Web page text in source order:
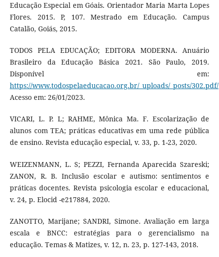
Educação Especial em Góais. Orientador Maria Marta Lopes
Flores. 2015. P, 107. Mestrado em Educação. Campus
Catalão, Goiás, 2015.
TODOS PELA EDUCAÇÃO; EDITORA MODERNA. Anuário
Brasileiro da Educação Básica 2021. São Paulo, 2019.
Disponível em:
https://www.todospelaeducacao.org.br/_uploads/_posts/302.pdf/
Acesso em: 26/01/2023.
VICARI, L. P. L; RAHME, Mônica Ma. F. Escolarização de
alunos com TEA; práticas educativas em uma rede pública
de ensino. Revista educação especial, v. 33, p. 1-23, 2020.
WEIZENMANN, L. S; PEZZI, Fernanda Aparecida Szareski;
ZANON, R. B. Inclusão escolar e autismo: sentimentos e
práticas docentes. Revista psicologia escolar e educacional,
v. 24, p. Elocid -e217884, 2020.
ZANOTTO, Marijane; SANDRI, Simone. Avaliação em larga
escala e BNCC: estratégias para o gerencialismo na
educação. Temas & Matizes, v. 12, n. 23, p. 127-143, 2018.